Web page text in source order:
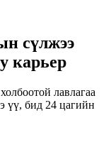
сүлжээ
карьер
лавлагаа
үү, бид 24 цагийн